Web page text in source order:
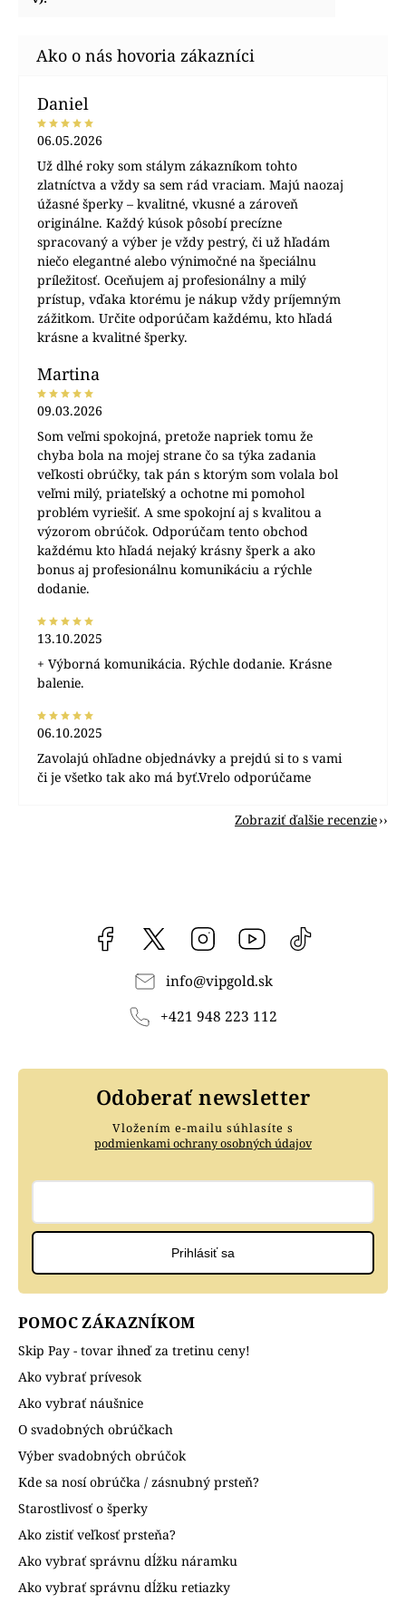
Daniel
06.05.2026
Už dlhé roky som stálym zákazníkom tohto
zlatníctva a vždy sa sem rád vraciam. Majú naozaj
úžasné šperky – kvalitné, vkusné a zároveň
originálne. Každý kúsok pôsobí precízne
spracovaný a výber je vždy pestrý, či už hľadám
niečo elegantné alebo výnimočné na špeciálnu
príležitosť. Oceňujem aj profesionálny a milý
prístup, vďaka ktorému je nákup vždy príjemným
zážitkom. Určite odporúčam každému, kto hľadá
krásne a kvalitné šperky.
Martina
09.03.2026
Som veľmi spokojná, pretože napriek tomu že
chyba bola na mojej strane čo sa týka zadania
veľkosti obrúčky, tak pán s ktorým som volala bol
veľmi milý, priateľský a ochotne mi pomohol
problém vyriešiť. A sme spokojní aj s kvalitou a
výzorom obrúčok. Odporúčam tento obchod
každému kto hľadá nejaký krásny šperk a ako
bonus aj profesionálnu komunikáciu a rýchle
dodanie.
13.10.2025
+ Výborná komunikácia. Rýchle dodanie. Krásne
balenie.
06.10.2025
Zavolajú ohľadne objednávky a prejdú si to s vami
či je všetko tak ako má byť.Vrelo odporúčame
Zobraziť ďalšie recenzie
Facebook vipgoldsk Instagram YouTube
info@vipgold.sk
+421 948 223 112
POMOC ZÁKAZNÍKOM
Skip Pay - tovar ihneď za tretinu ceny!
Ako vybrať prívesok
Ako vybrať náušnice
O svadobných obrúčkach
Výber svadobných obrúčok
Kde sa nosí obrúčka / zásnubný prsteň?
Starostlivosť o šperky
Ako zistiť veľkosť prsteňa?
Ako vybrať správnu dĺžku náramku
Ako vybrať správnu dĺžku retiazky
Odoberať newsletter
Vložením e-mailu súhlasíte s
podmienkami ochrany osobných údajov
Prihlásiť sa